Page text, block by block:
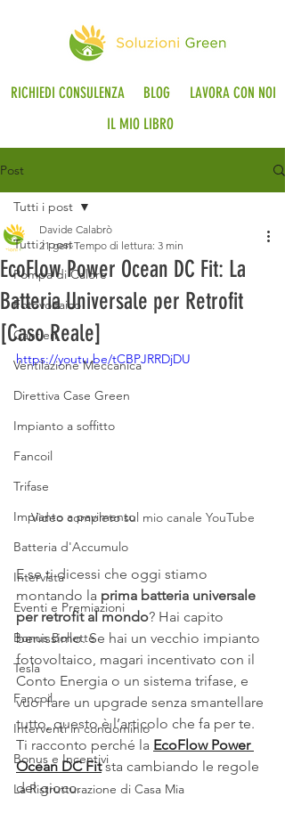
RICHIEDI CONSULENZA BLOG
LAVORA CON NOI
IL MIO LIBRO
Post
Tutti i post
Pompa di Calore
Fotovoltaico
Cantieri
Ventilazione Meccanica
Direttiva Case Green
Impianto a soffitto
Fancoil
Trifase
Impianto a pavimento
Batteria d'Accumulo
Intervista
Eventi e Premiazioni
Bonus Bollette
Tesla
Fancoil
Interventi in condominio
Bonus e Incentivi
La Ristrutturazione di Casa Mia
Tutti i post
EcoFlow Power Ocean DC Fit: La
Batteria Universale per Retrofit
[Caso Reale]
Davide Calabrò
21 gen Tempo di lettura: 3 min
https://youtu.be/tCBPJRRDjDU
Video completo sul mio canale YouTube
E se ti dicessi che oggi stiamo
montando la prima batteria universale
per retrofit al mondo? Hai capito
benissimo. Se hai un vecchio impianto
fotovoltaico, magari incentivato con il
Conto Energia o un sistema trifase, e
vuoi fare un upgrade senza smantellare
tutto, questo è l’articolo che fa per te.
Ti racconto perché la EcoFlow Power
Ocean DC Fit sta cambiando le regole
del gioco.